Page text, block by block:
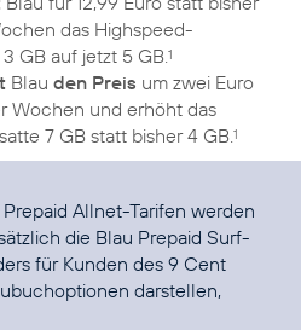
das Highspeed-
GB auf jetzt 5 GB. 1
Blau den Preis um zwei Euro
Wochen und erhöht das
7 GB statt bisher 4 GB. 1
Prepaid Allnet-Tarifen werden
die Blau Prepaid Surf-
für Kunden des 9 Cent
darstellen,